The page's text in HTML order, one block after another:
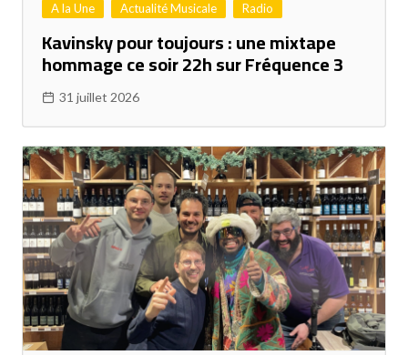
A la Une Actualité Musicale Radio
Kavinsky pour toujours : une mixtape
hommage ce soir 22h sur Fréquence 3
31 juillet 2026